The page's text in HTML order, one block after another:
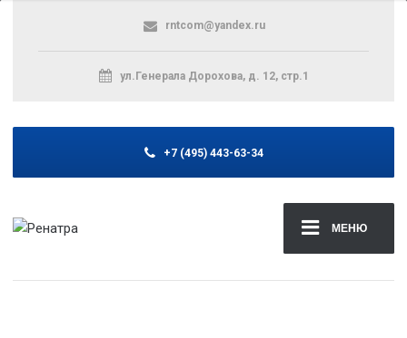
МЕНЮ
rntcom@yandex.ru
ул.Генерала Дорохова, д. 12, стр.1
+7 (495) 443-63-34